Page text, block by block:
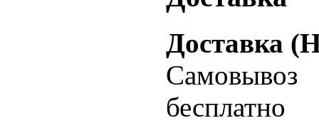
Доставка
Самовывоз
бесплатно